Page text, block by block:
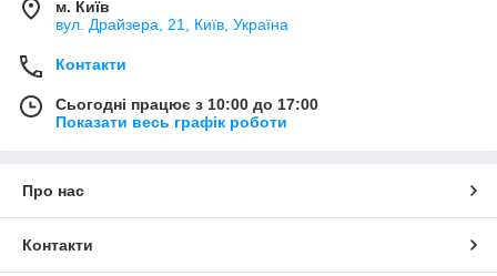
м. Київ
вул. Драйзера, 21, Київ, Україна
Контакти
Сьогодні працює з 10:00 до 17:00
Показати весь графік роботи
Про нас
Контакти